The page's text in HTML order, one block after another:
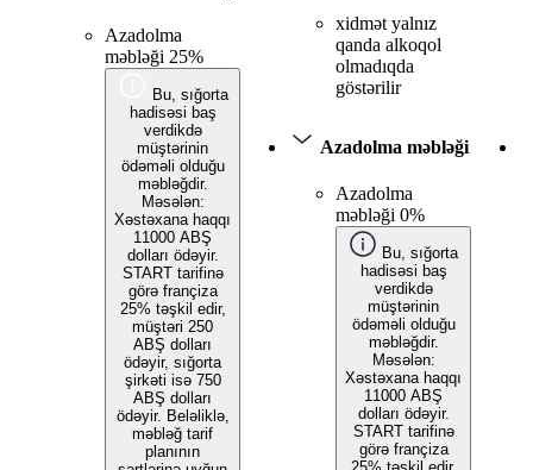
Azadolma
məbləği 25%
Bu, sığorta
hadisəsi baş
verdikdə
müştərinin
ödəməli olduğu
məbləğdir.
Məsələn:
Xəstəxana haqqı
11000 ABŞ
dolları ödəyir.
START tarifinə
görə françiza
25% təşkil edir,
müştəri 250
ABŞ dolları
ödəyir, sığorta
şirkəti isə 750
ABŞ dolları
ödəyir. Beləliklə,
məbləğ tarif
planının
xidmət yalnız
qanda alkoqol
olmadıqda
göstərilir
Azadolma məbləği
Azadolma
məbləği 0%
Bu, sığorta
hadisəsi baş
verdikdə
müştərinin
ödəməli olduğu
məbləğdir.
Məsələn:
Xəstəxana haqqı
11000 ABŞ
dolları ödəyir.
START tarifinə
görə françiza